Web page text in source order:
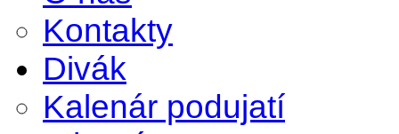
Kontakty
Divák
Kalenár podujatí